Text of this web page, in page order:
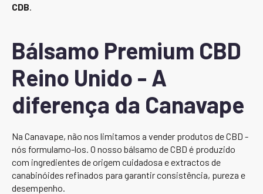
CDB.
Bálsamo Premium CBD
Reino Unido - A
diferença da Canavape
Na Canavape, não nos limitamos a vender produtos de CBD -
nós formulamo-los. O nosso bálsamo de CBD é produzido
com ingredientes de origem cuidadosa e extractos de
canabinóides refinados para garantir consistência, pureza e
desempenho.